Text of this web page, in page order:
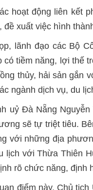
hoạt động liên kết
đề xuất việc hình
lãnh đạo các Bộ
có tiềm năng, lợi thế
thủy, hải sản gắn
ngành dịch vụ, du
uỷ Đà Nẵng
sẽ tự triệt tiêu.
với những địa
lịch với Thừa Thiên
rõ chức năng, định
điểm này, Chủ